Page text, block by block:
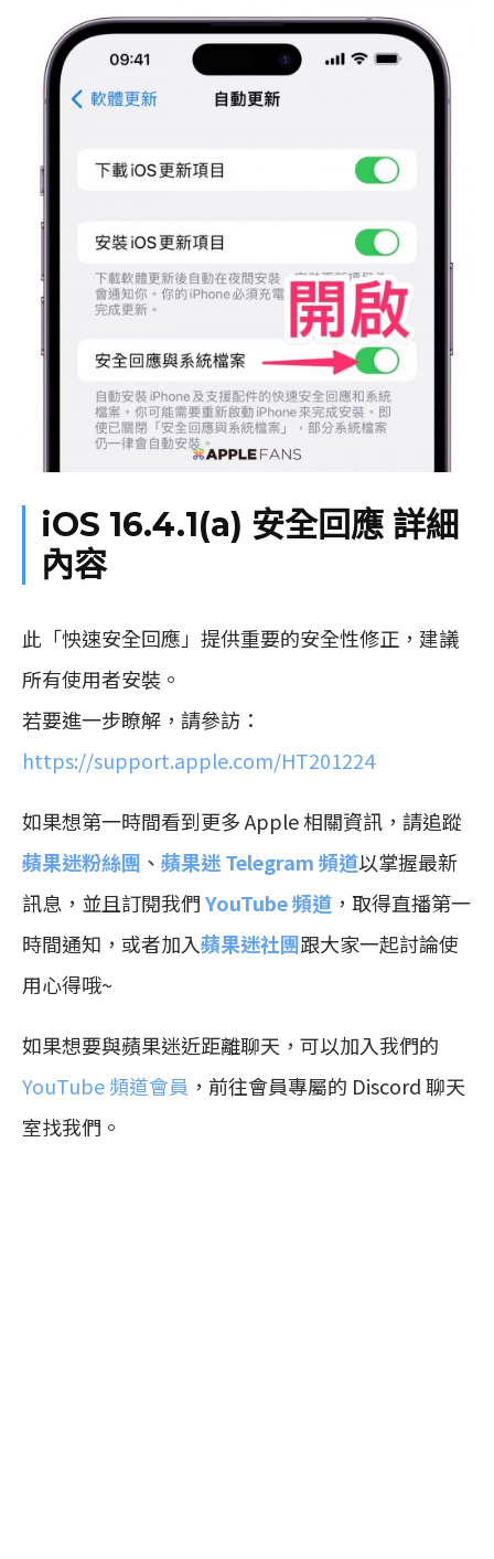
iOS 16.4.1(a) 安全回應 詳細
內容
此「怏速安全回應」提供重要的安全性修正，建議
所有使用者安裝。
若要進一步瞭解，請參訪：
https://support.apple.com/HT201224
如果想第一時間看到更多 Apple 相關資訊，請追蹤
蘋果迷粉絲團 、 蘋果迷 Telegram 頻道以掌握最新
訊息，並且訂閱我們YouTube 頻道 ，取得直播第一
時間通知，或者加入蘋果迷社團跟大家一起討論使
用心得哦~
如果想要與蘋果迷近距離聊天，可以加入我們的
YouTube 頻道會員 ，前往會員專屬的 Discord 聊天
室找我們。